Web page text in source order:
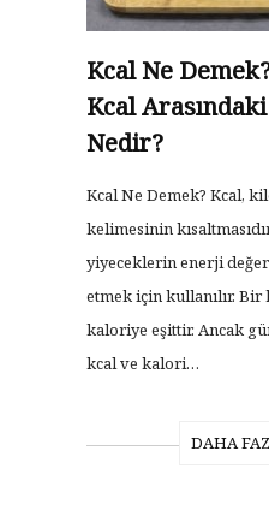
Kcal Ne
Kcal
Nedir?
Kcal Ne Demek? Kcal,
kelimesinin
yiyeceklerin enerji
etmek için kullanılır.
kaloriye eşittir. Ancak
kcal ve kalori…
DAHA